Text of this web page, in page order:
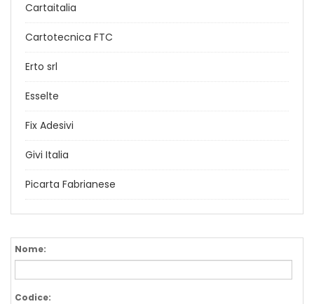
Cartaitalia
Cartotecnica FTC
Erto srl
Esselte
Fix Adesivi
Givi Italia
Picarta Fabrianese
Nome:
Codice: